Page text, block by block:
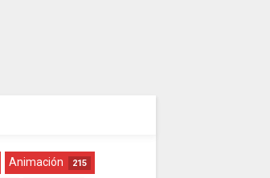
Animación 215